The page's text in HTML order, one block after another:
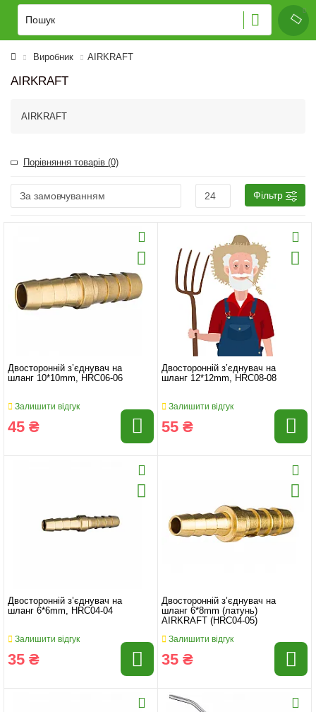
Виробник AIRKRAFT
AIRKRAFT
AIRKRAFT
Порівняння товарів (0)
Фільтр
Двосторонній з’єднувач на
шланг 10*10mm, HRC06-06
Залишити відгук
45 ₴
Двосторонній з’єднувач на
шланг 12*12mm, HRC08-08
Залишити відгук
55 ₴
Двосторонній з’єднувач на
шланг 6*6mm, HRC04-04
Залишити відгук
35 ₴
Двосторонній з’єднувач на
шланг 6*8mm (латунь)
AIRKRAFT (HRC04-05)
Залишити відгук
35 ₴